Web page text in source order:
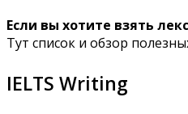
Если вы хотите взять
Тут список и обзор
IELTS Writing